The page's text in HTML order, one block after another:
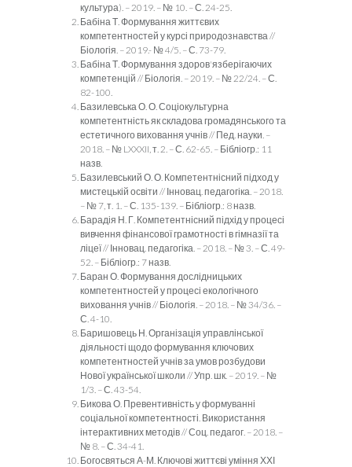
культура). – 2019. – № 10. – С. 24-25.
Бабіна Т. Формування життєвих
компетентностей у курсі природознавства //
Біологія. – 2019.- № 4/5. – С. 73-79.
Бабіна Т. Формування здоров'язберігаючих
компетенцій // Біологія. – 2019. – № 22/24. – С.
82-100.
Базилевська О. О. Соціокультурна
компетентність як складова громадянського та
естетичного виховання учнів // Пед. науки. –
2018. – № LXXXII, т. 2. – С. 62-65. – Бібліогр.: 11
назв.
Базилевський О. О. Компетентнісний підход у
мистецькій освіти // Інновац. педагогіка. – 2018.
– № 7, т. 1. – С. 135-139. – Бібліогр.: 8 назв.
Барадія Н. Г. Компетентнісний підхід у процесі
вивчення фінансової грамотності в гімназії та
ліцеї // Інновац. педагогіка. – 2018. – № 3. – С. 49-
52. – Бібліогр.: 7 назв.
Баран О. Формування дослідницьких
компетентностей у процесі екологічного
виховання учнів // Біологія. – 2018. – № 34/36. –
С. 4-10.
Баришовець Н. Організація управлінської
діяльності щодо формування ключових
компетентностей учнів за умов розбудови
Нової української школи // Упр. шк. – 2019. – №
1/3. – С. 43-54.
Бикова О. Превентивність у формуванні
соціальної компетентності. Використання
інтерактивних методів // Соц. педагог. – 2018. –
№ 8. – С. 34-41.
Богосвяться А-М. Ключові життєві уміння ХХІ